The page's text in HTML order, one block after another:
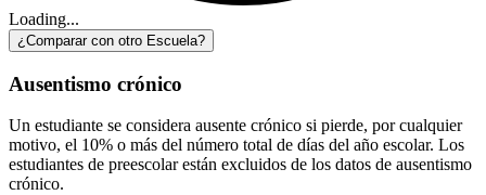
Loading...
¿Comparar con otro Escuela?
Ausentismo crónico
Un estudiante se considera ausente crónico si pierde, por cualquier
motivo, el 10% o más del número total de días del año escolar. Los
estudiantes de preescolar están excluidos de los datos de ausentismo
crónico.